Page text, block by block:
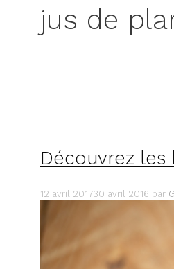
jus de
Découvrez les
12 avril 201730 avril 2016 par